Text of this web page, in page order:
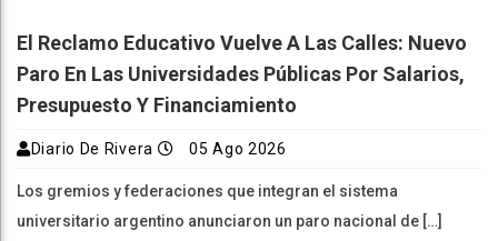
El Reclamo Educativo Vuelve A Las Calles: Nuevo
Paro En Las Universidades Públicas Por Salarios,
Presupuesto Y Financiamiento
Diario De Rivera 05 Ago 2026
Los gremios y federaciones que integran el sistema
universitario argentino anunciaron un paro nacional de […]